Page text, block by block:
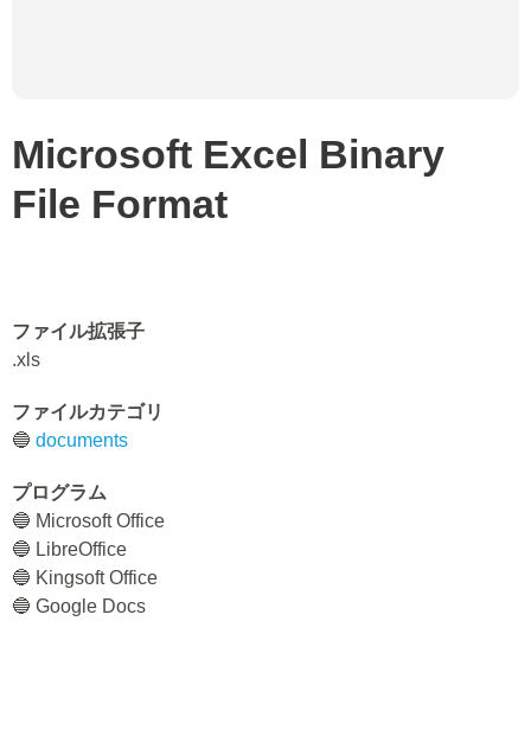
Microsoft Excel Binary
File Format
ファイル拡張子
.xls
ファイルカテゴリ
🔵 documents
プログラム
🔵 Microsoft Office
🔵 LibreOffice
🔵 Kingsoft Office
🔵 Google Docs